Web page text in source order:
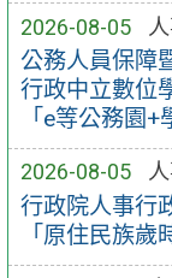
2026-08-05
公務人員保障
行政中立數位
「e等公務園
2026-08-05
行政院人事行
「原住民族歲